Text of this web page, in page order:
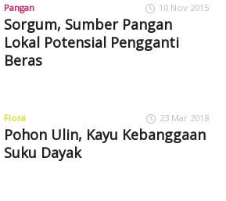
Pangan 10 Nov 2015
Sorgum, Sumber Pangan
Lokal Potensial Pengganti
Beras
Flora 23 Mar 2018
Pohon Ulin, Kayu Kebanggaan
Suku Dayak